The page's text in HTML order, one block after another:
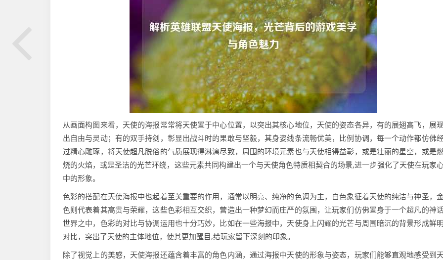
从画面构图来看，天使的海报常常将天使置于中心位置，以突出其核心地位，天使的姿态各异，有的展翅高飞，展
出自由与灵动；有的双手持剑，彰显出战斗时的果敢与坚毅，其身姿线条流畅优美，比例协调，每一个动作都仿佛
过精心雕琢，将天使超凡脱俗的气质展现得淋漓尽致，周围的环境元素也与天使相得益彰，或是壮丽的星空，或是
烧的火焰，或是圣洁的光芒环绕，这些元素共同构建出一个与天使角色特质相契合的场景,进一步强化了天使在玩家
中的形象。
色彩的搭配在天使海报中也起着至关重要的作用，通常以明亮、纯净的色调为主，白色象征着天使的纯洁与神圣，
色则代表着其高贵与荣耀，这些色彩相互交织，营造出一种梦幻而庄严的氛围，让玩家们仿佛置身于一个超凡的神
世界之中，色彩的对比与协调运用也十分巧妙，比如在一些海报中，天使身上闪耀的光芒与周围暗沉的背景形成鲜明
对比，突出了天使的主体地位，使其更加醒目,给玩家留下深刻的印象。
除了视觉上的美感，天使海报还蕴含着丰富的角色内涵，通过海报中天使的形象与姿态，玩家们能够直观地感受到天